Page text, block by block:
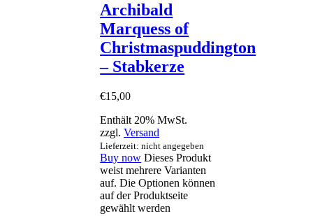
Archibald
Marquess of
Christmaspuddington
– Stabkerze
€15,00
Enthält 20% MwSt.
zzgl.Versand
Lieferzeit: nicht angegeben
Buy now Dieses Produkt
weist mehrere Varianten
auf. Die Optionen können
auf der Produktseite
gewählt werden